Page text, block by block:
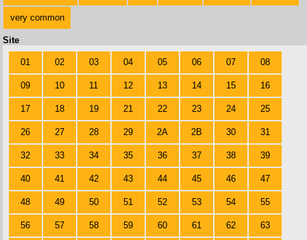
very common
Site
01 02 03 04 05 06 07 08
09 10 11 12 13 14 15 16
17 18 19 21 22 23 24 25
26 27 28 29 2A 2B 30 31
32 33 34 35 36 37 38 39
40 41 42 43 44 45 46 47
48 49 50 51 52 53 54 55
56 57 58 59 60 61 62 63